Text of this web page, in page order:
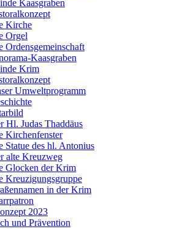
Kaasgraben
Kirche
Orgel
Ordensgemeinschaft
Kaasgraben
Krim
Umweltprogramm
Hl. Judas Thaddäus
Kirchenfenster
Statue des hl. Antonius
alte Kreuzweg
Glocken der Krim
Kreuzigungsgruppe
in der Krim
2023
und Prävention